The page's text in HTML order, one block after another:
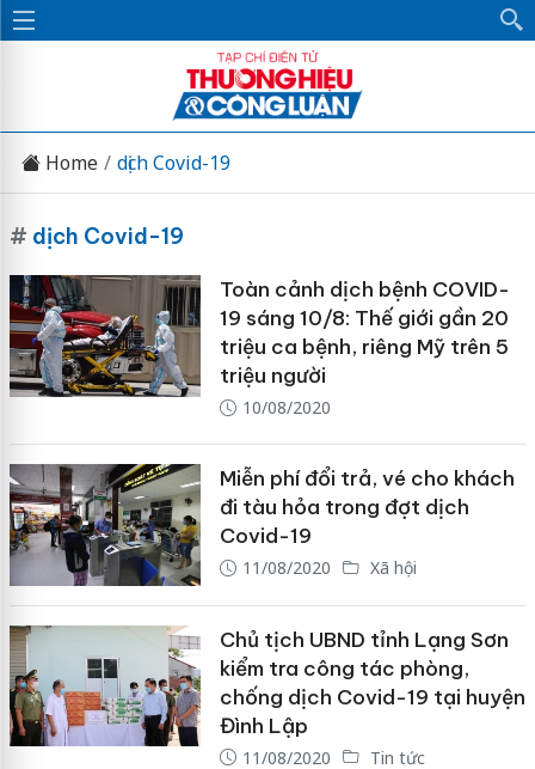
Home dịch Covid-19
# dịch Covid-19
Toàn cảnh dịch bệnh COVID-
19 sáng 10/8: Thế giới gần 20
triệu ca bệnh, riêng Mỹ trên 5
triệu người
10/08/2020
Miễn phí đổi trả, vé cho khách
đi tàu hỏa trong đợt dịch
Covid-19
11/08/2020 Xã hội
Chủ tịch UBND tỉnh Lạng Sơn
kiểm tra công tác phòng,
chống dịch Covid-19 tại huyện
Đình Lập
11/08/2020 Tin tức